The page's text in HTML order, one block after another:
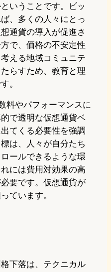
いうことです。ビッ
、多くの人々にとっ
通貨の導入が促進さ
で、価格の不安定性
える地域コミュニテ
らすため、教育と理
。
料やパフォーマンスに
で透明な仮想通貨ベ
てくる必要性を強調
は、人々が自分たち
ールできるような環
には費用対効果の高
要です。仮想通貨が
ています。
下落は、テクニカル